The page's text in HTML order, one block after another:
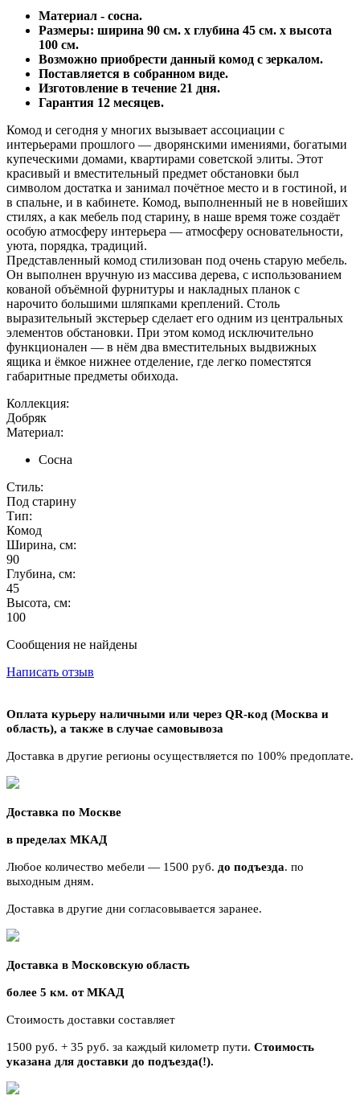
Материал - сосна.
Размеры: ширина 90 см. х глубина 45 см. х высота
100 см.
Возможно приобрести данный комод с зеркалом.
Поставляется в собранном виде.
Изготовление в течение 21 дня.
Гарантия 12 месяцев.
Комод и сегодня у многих вызывает ассоциации с
интерьерами прошлого — дворянскими имениями, богатыми
купеческими домами, квартирами советской элиты. Этот
красивый и вместительный предмет обстановки был
символом достатка и занимал почётное место и в гостиной, и
в спальне, и в кабинете. Комод, выполненный не в новейших
стилях, а как мебель под старину, в наше время тоже создаёт
особую атмосферу интерьера — атмосферу основательности,
уюта, порядка, традиций.
Представленный комод стилизован под очень старую мебель.
Он выполнен вручную из массива дерева, с использованием
кованой объёмной фурнитуры и накладных планок с
нарочито большими шляпками креплений. Столь
выразительный экстерьер сделает его одним из центральных
элементов обстановки. При этом комод исключительно
функционален — в нём два вместительных выдвижных
ящика и ёмкое нижнее отделение, где легко поместятся
габаритные предметы обихода.
Коллекция:
Добряк
Материал:
Сосна
Стиль:
Под старину
Тип:
Комод
Ширина, см:
90
Глубина, см:
45
Высота, см:
100
Сообщения не найдены
Написать отзыв
Оплата курьеру наличными или через QR-код (Москва и
область), а также в случае самовывоза
Доставка в другие регионы осуществляется по 100% предоплате.
Доставка по Москве
в пределах МКАД
Любое количество мебели — 1500 руб. до подъезда. по
выходным дням.
Доставка в другие дни согласовывается заранее.
Доставка в Московскую область
более 5 км. от МКАД
Стоимость доставки составляет
1500 руб. + 35 руб. за каждый километр пути. Стоимость
указана для доставки до подъезда(!).